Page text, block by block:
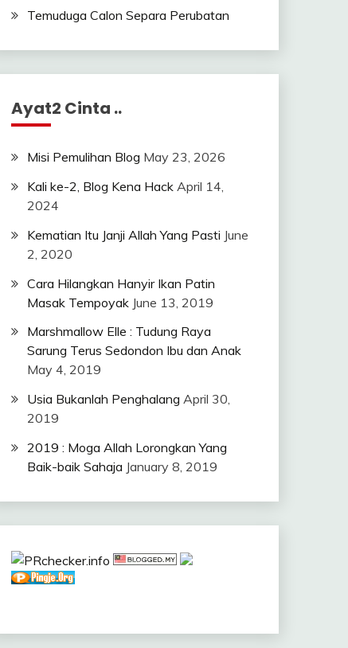
Temuduga Calon Separa Perubatan
Ayat2 Cinta ..
Misi Pemulihan Blog May 23, 2026
Kali ke-2, Blog Kena Hack April 14,
2024
Kematian Itu Janji Allah Yang Pasti June
2, 2020
Cara Hilangkan Hanyir Ikan Patin
Masak Tempoyak June 13, 2019
Marshmallow Elle : Tudung Raya
Sarung Terus Sedondon Ibu dan Anak
May 4, 2019
Usia Bukanlah Penghalang April 30,
2019
2019 : Moga Allah Lorongkan Yang
Baik-baik Sahaja January 8, 2019